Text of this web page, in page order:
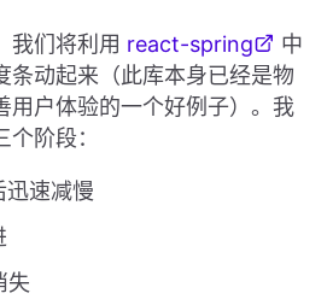
我们将利用 react-spring
中
条动起来（此库本身已经是物
用户体验的一个好例子）。我
阶段：
迅速减慢
失